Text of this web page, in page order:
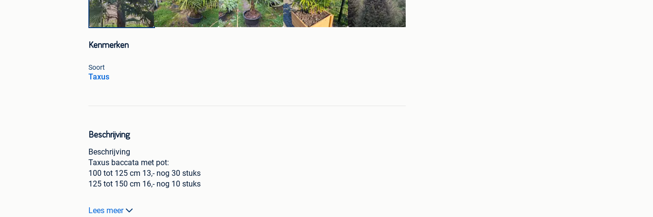
Kenmerken
Soort
Taxus
Beschrijving
Beschrijving
Taxus baccata met pot:
100 tot 125 cm 13,- nog 30 stuks
125 tot 150 cm 16,- nog 10 stuks
Grote, brede, 225 cm hoge taxus, zeer mooi, 50,- per stuk. Slechts 8 beschikbaar.
Lees meer